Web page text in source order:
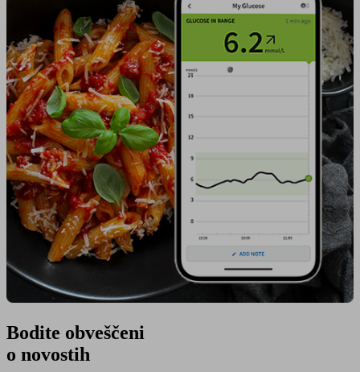
Bodite obveščeni
o novostih